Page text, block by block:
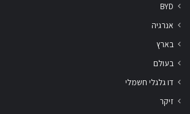
BYD
אנרגיה
בארץ
בעולם
דו גלגלי חשמלי
זיקר